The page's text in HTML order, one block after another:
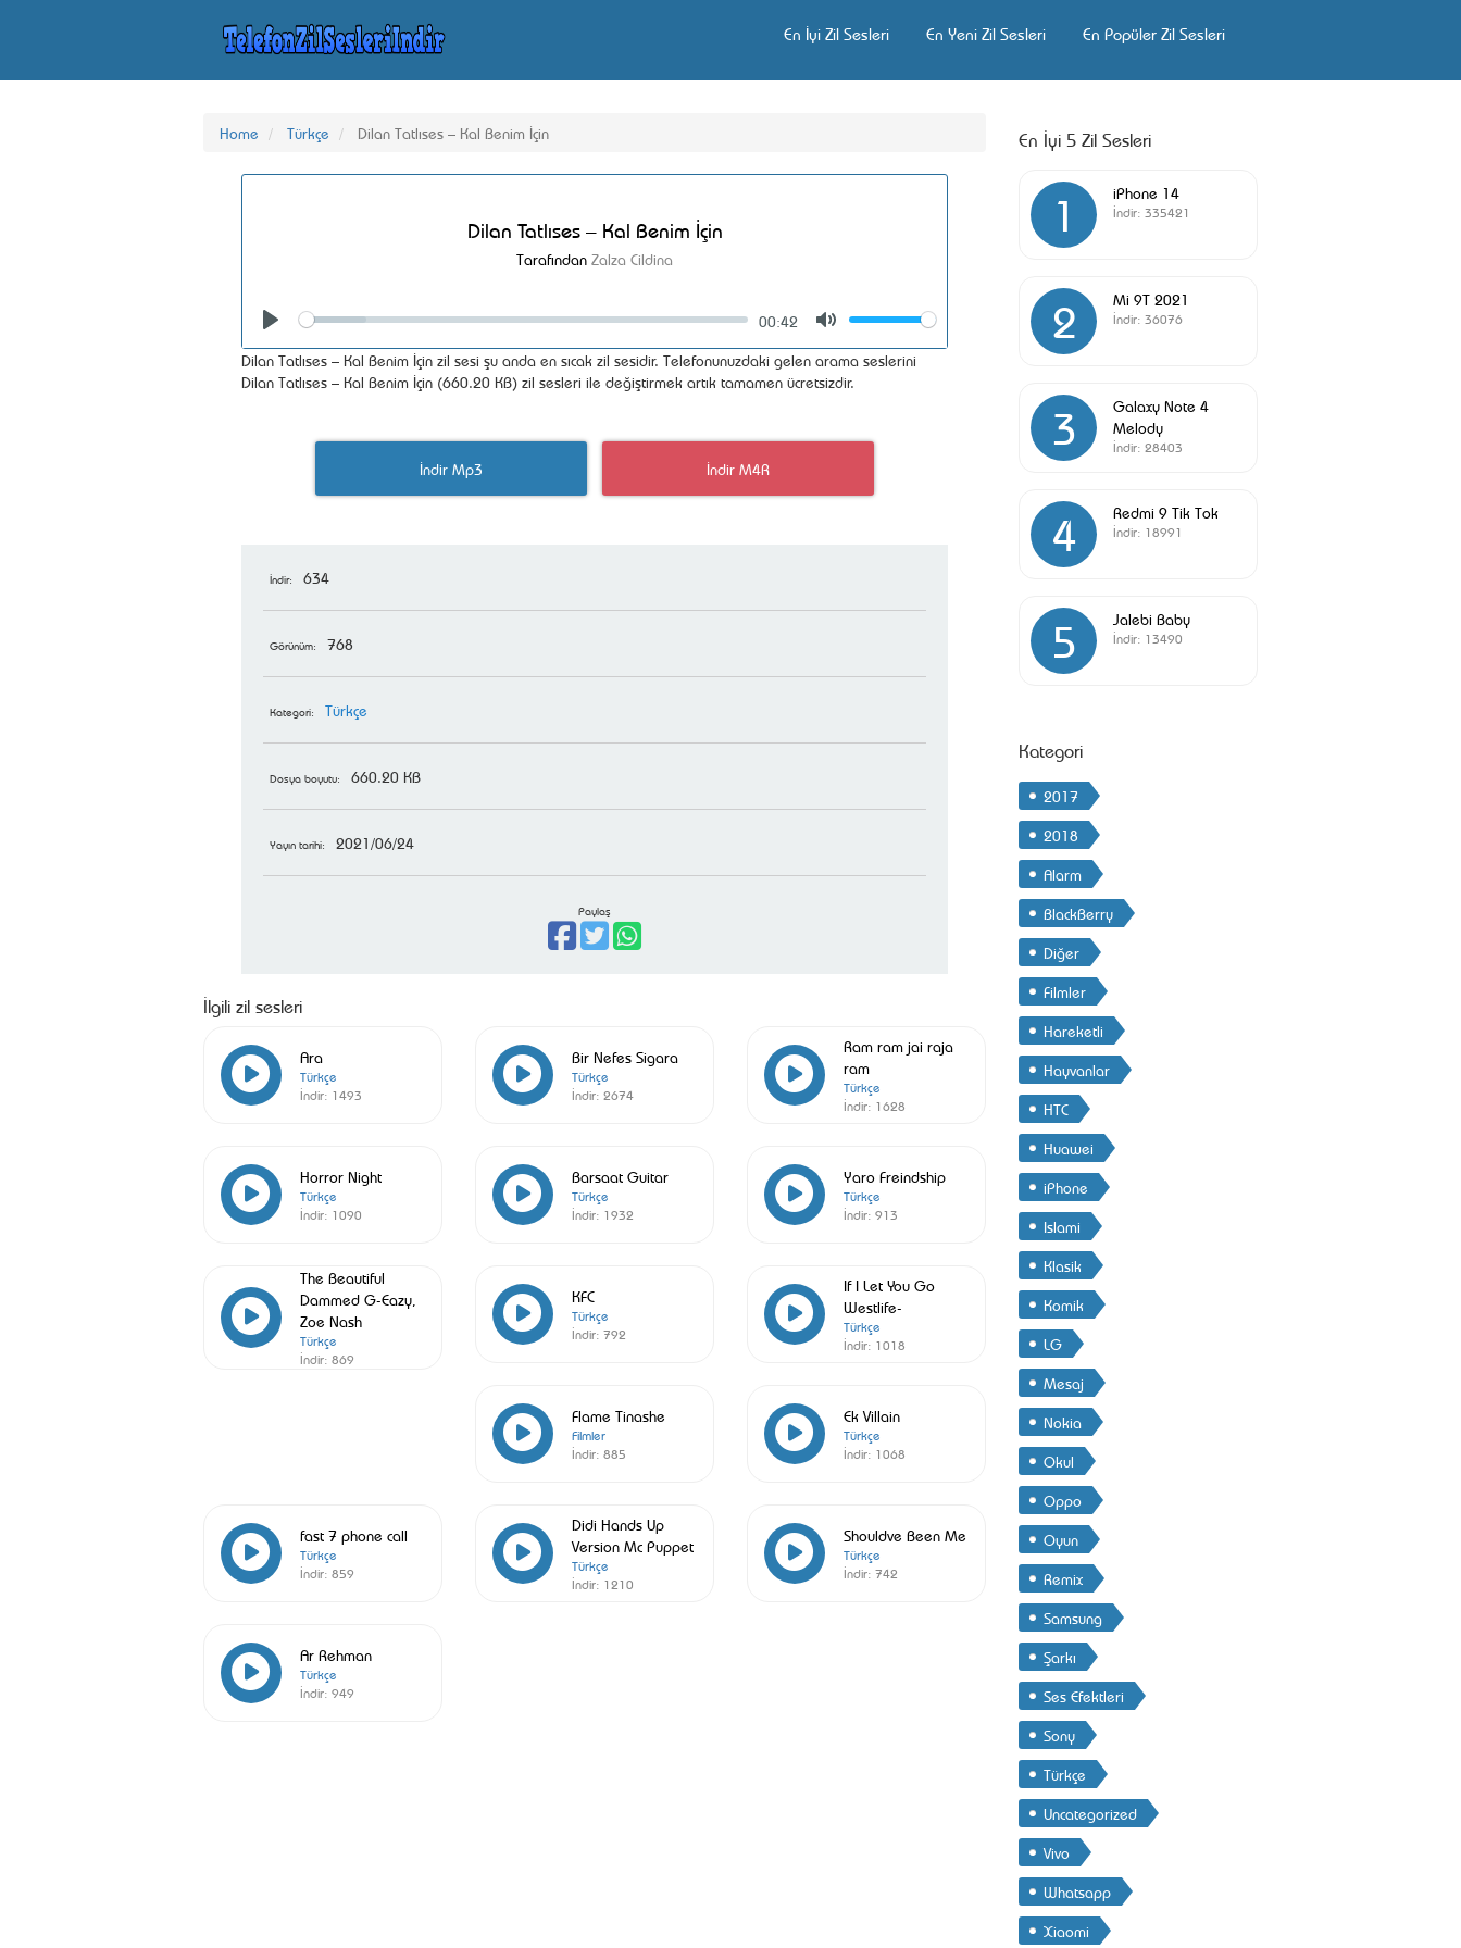
En İyi Zil Sesleri En Yeni Zil Sesleri En Popüler Zil Sesleri
Home Türkçe Dilan Tatlıses – Kal Benim İçin
Dilan Tatlıses – Kal Benim İçin
Tarafından Zalza Cildina
Seek
00:42
Volume
Dilan Tatlıses – Kal Benim İçin zil sesi şu anda en sıcak zil sesidir. Telefonunuzdaki gelen arama seslerini
Dilan Tatlıses – Kal Benim İçin (660.20 KB) zil sesleri ile değiştirmek artık tamamen ücretsizdir.
İndir Mp3 İndir M4R
İndir: 634
Görünüm: 768
Kategori: Türkçe
Dosya boyutu: 660.20 KB
Yayın tarihi: 2021/06/24
Paylaş
İlgili zil sesleri
Ara
Türkçe
İndir: 1493
Bir Nefes Sigara
Türkçe
İndir: 2674
Ram ram jai raja
ram
Türkçe
İndir: 1628
Horror Night
Türkçe
İndir: 1090
Barsaat Guitar
Türkçe
İndir: 1932
Yaro Freindship
Türkçe
İndir: 913
The Beautiful
Dammed G-Eazy,
Zoe Nash
Türkçe
İndir: 869
KFC
Türkçe
İndir: 792
If I Let You Go
Westlife-
Türkçe
İndir: 1018
Flame Tinashe
Filmler
İndir: 885
Ek Villain
Türkçe
İndir: 1068
fast 7 phone call
Türkçe
İndir: 859
Didi Hands Up
Version Mc Puppet
Türkçe
İndir: 1210
Shouldve Been Me
Türkçe
İndir: 742
Ar Rehman
Türkçe
İndir: 949
En İyi 5 Zil Sesleri
1 iPhone 14
İndir: 335421
2 Mi 9T 2021
İndir: 36076
3
Galaxy Note 4
Melody
İndir: 28403
4 Redmi 9 Tik Tok
İndir: 18991
5 Jalebi Baby
İndir: 13490
Kategori
2017
2018
Alarm
BlackBerry
Diğer
Filmler
Hareketli
Hayvanlar
HTC
Huawei
iPhone
Islami
Klasik
Komik
LG
Mesaj
Nokia
Okul
Oppo
Oyun
Remix
Samsung
Şarkı
Ses Efektleri
Sony
Türkçe
Uncategorized
Vivo
Whatsapp
Xiaomi